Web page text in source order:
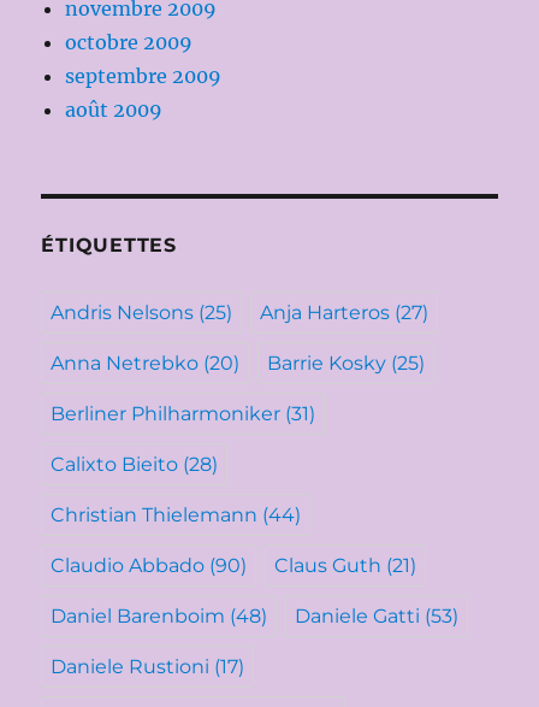
novembre 2009
octobre 2009
septembre 2009
août 2009
ÉTIQUETTES
Andris Nelsons (25) Anja Harteros (27)
Anna Netrebko (20) Barrie Kosky (25)
Berliner Philharmoniker (31)
Calixto Bieito (28)
Christian Thielemann (44)
Claudio Abbado (90) Claus Guth (21)
Daniel Barenboim (48) Daniele Gatti (53)
Daniele Rustioni (17)